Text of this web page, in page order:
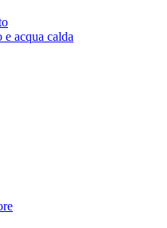
e acqua calda